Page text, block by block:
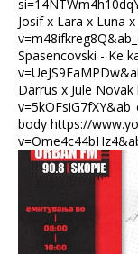
Josif x Lara x Luna x Duper https://
Spasencovski - Ke kazev se https://
Darrus x Jule Novak https://www.youtube.com/watch?
body https://www.youtube.com/watch?